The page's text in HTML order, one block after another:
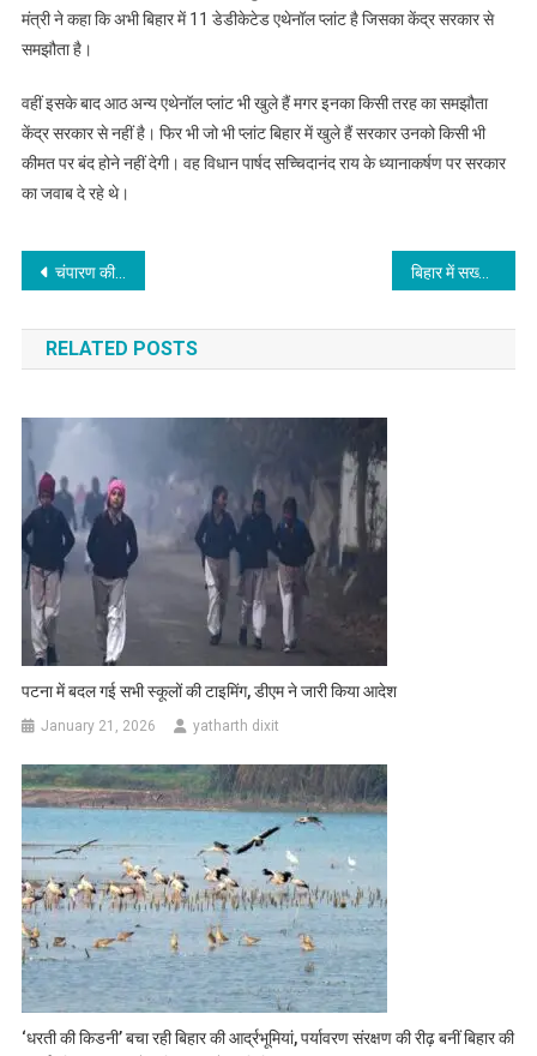
मंत्री ने कहा कि अभी बिहार में 11 डेडीकेटेड एथेनॉल प्लांट है जिसका केंद्र सरकार से
समझौता है।
वहीं इसके बाद आठ अन्य एथेनॉल प्लांट भी खुले हैं मगर इनका किसी तरह का समझौता
केंद्र सरकार से नहीं है। फिर भी जो भी प्लांट बिहार में खुले हैं सरकार उनको किसी भी
कीमत पर बंद होने नहीं देगी। वह विधान पार्षद सच्चिदानंद राय के ध्यानाकर्षण पर सरकार
का जवाब दे रहे थे।
Post
navigation
चंपारण की खबर : बर्थ डोज वैक्सीनेशन पर कार्यशाला का हुआ आयोजन बिहार में सख्ती से किया जा रहा है नई श्रम संहिता का क्रियान्वयन
RELATED POSTS
पटना में बदल गई सभी स्कूलों की टाइमिंग, डीएम ने जारी किया आदेश
January 21, 2026 yatharth dixit
‘धरती की किडनी’ बचा रही बिहार की आर्द्रभूमियां, पर्यावरण संरक्षण की रीढ़ बनीं बिहार की